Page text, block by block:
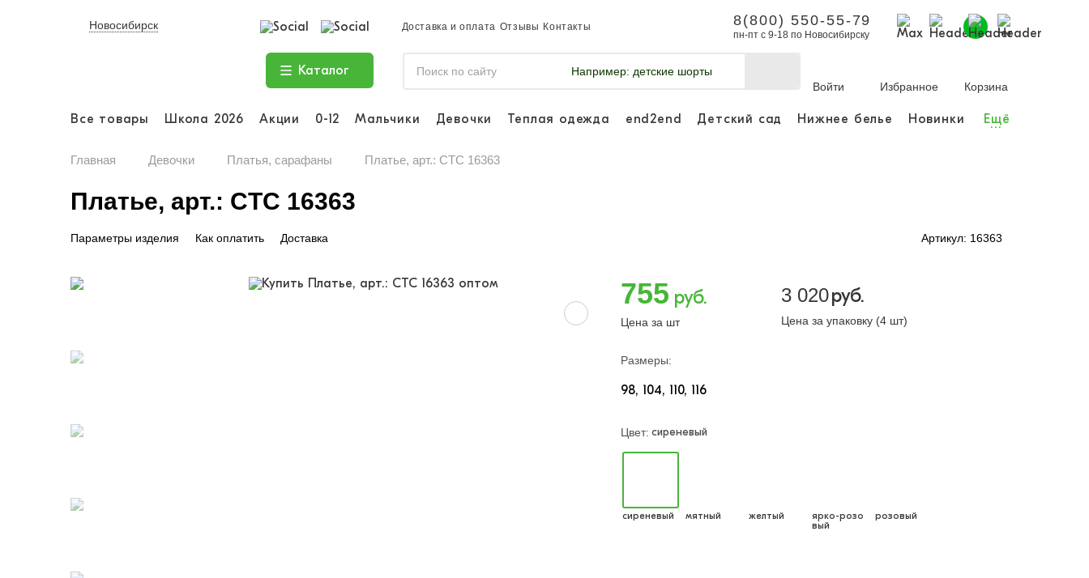
Новосибирск Доставка и оплата Отзывы Контакты 8(800) 550-55-79
пн-пт с 9-18 по Новосибирску
Каталог Например: детские шорты
Войти
Избранное Корзина
Все товары Школа 2026 Акции 0-12 Мальчики Девочки Теплая одежда end2end Детский сад Нижнее белье Новинки Ещё
...
Главная Девочки Платья, сарафаны Платье, арт.: CTC 16363
Платье, арт.: CTC 16363
Параметры изделия Как оплатить Доставка Артикул: 16363
755 руб.
Цена за шт
3 020руб.
Цена за упаковку (4 шт)
Размеры:
98 104 110 116
Цвет: сиреневый
сиреневый мятный желтый
ярко-розо
вый
розовый